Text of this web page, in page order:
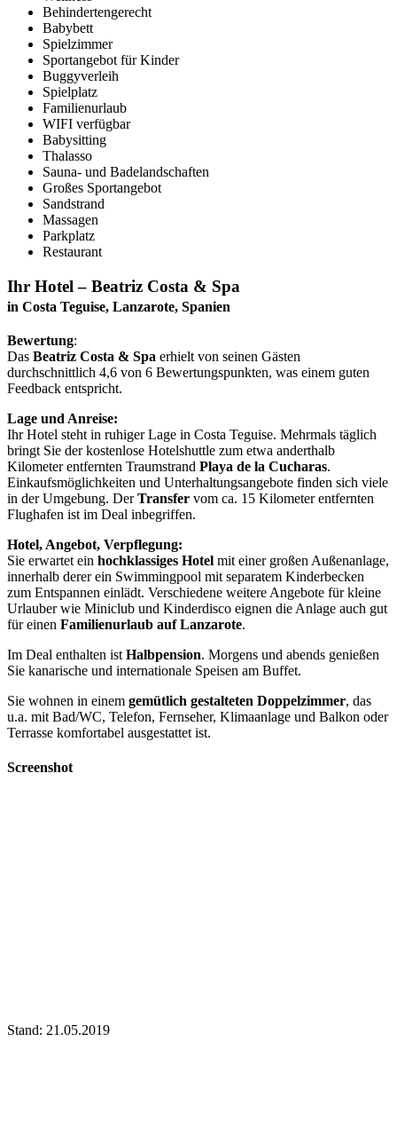
Behindertengerecht
Babybett
Spielzimmer
Sportangebot für Kinder
Buggyverleih
Spielplatz
Familienurlaub
WIFI verfügbar
Babysitting
Thalasso
Sauna- und Badelandschaften
Großes Sportangebot
Sandstrand
Massagen
Parkplatz
Restaurant
Ihr Hotel – Beatriz Costa & Spa
in Costa Teguise, Lanzarote, Spanien
Bewertung:
Das Beatriz Costa & Spa erhielt von seinen Gästen
durchschnittlich 4,6 von 6 Bewertungspunkten, was einem guten
Feedback entspricht.
Lage und Anreise:
Ihr Hotel steht in ruhiger Lage in Costa Teguise. Mehrmals täglich
bringt Sie der kostenlose Hotelshuttle zum etwa anderthalb
Kilometer entfernten Traumstrand Playa de la Cucharas.
Einkaufsmöglichkeiten und Unterhaltungsangebote finden sich viele
in der Umgebung. DerTransfer vom ca. 15 Kilometer entfernten
Flughafen ist im Deal inbegriffen.
Hotel, Angebot, Verpflegung:
Sie erwartet ein hochklassiges Hotel mit einer großen Außenanlage,
innerhalb derer ein Swimmingpool mit separatem Kinderbecken
zum Entspannen einlädt. Verschiedene weitere Angebote für kleine
Urlauber wie Miniclub und Kinderdisco eignen die Anlage auch gut
für einen Familienurlaub auf Lanzarote.
Im Deal enthalten ist Halbpension. Morgens und abends genießen
Sie kanarische und internationale Speisen am Buffet.
Sie wohnen in einem gemütlich gestalteten Doppelzimmer, das
u.a. mit Bad/WC, Telefon, Fernseher, Klimaanlage und Balkon oder
Terrasse komfortabel ausgestattet ist.
Screenshot
Stand: 21.05.2019